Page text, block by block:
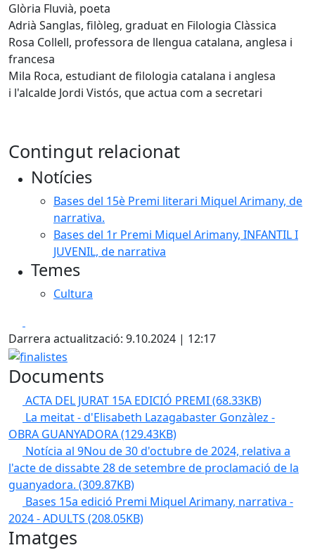
Glòria Fluvià, poeta
Adrià Sanglas, filòleg, graduat en Filologia Clàssica
Rosa Collell, professora de llengua catalana, anglesa i
francesa
Mila Roca, estudiant de filologia catalana i anglesa
i l'alcalde Jordi Vistós, que actua com a secretari
Contingut relacionat
Notícies
Bases del 15è Premi literari Miquel Arimany, de
narrativa.
Bases del 1r Premi Miquel Arimany, INFANTIL I
JUVENIL, de narrativa
Temes
Cultura
Darrera actualització: 9.10.2024 | 12:17
finalistes
Documents
ACTA DEL JURAT 15A EDICIÓ PREMI(68.33KB)
La meitat - d'Elisabeth Lazagabaster Gonzàlez -
OBRA GUANYADORA(129.43KB)
Notícia al 9Nou de 30 d'octubre de 2024, relativa a
l'acte de dissabte 28 de setembre de proclamació de la
guanyadora. (309.87KB)
Bases 15a edició Premi Miquel Arimany, narrativa -
2024 - ADULTS (208.05KB)
Imatges